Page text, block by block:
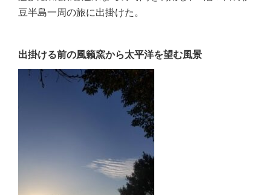
豆半島一周の旅に出掛けた。
出掛ける前の風籟窯から太平洋を望む風景